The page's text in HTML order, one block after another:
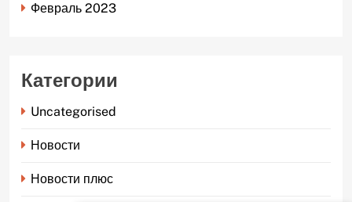
Февраль 2023
Категории
Uncategorised
Новости
Новости плюс